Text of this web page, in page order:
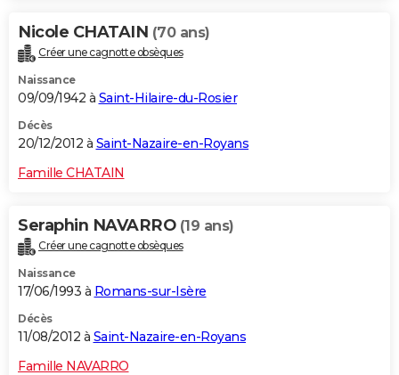
Nicole CHATAIN (70 ans)
Créer une cagnotte obsèques
Naissance
09/09/1942 à Saint-Hilaire-du-Rosier
Décès
20/12/2012 à Saint-Nazaire-en-Royans
Famille CHATAIN
Seraphin NAVARRO (19 ans)
Créer une cagnotte obsèques
Naissance
17/06/1993 à Romans-sur-Isère
Décès
11/08/2012 à Saint-Nazaire-en-Royans
Famille NAVARRO